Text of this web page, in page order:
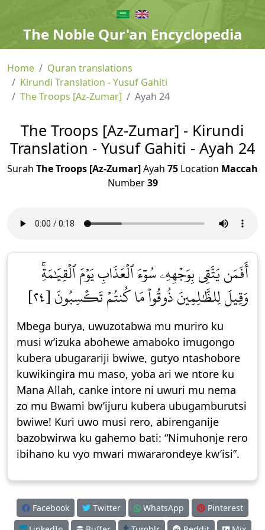
The Noble Qur'an Encyclopedia
Home
Quran translations
Kirundi Translation - Yusuf Gahiti
The Troops [Az-Zumar]
Ayah 24
The Troops [Az-Zumar] - Kirundi
Translation - Yusuf Gahiti - Ayah 24
Surah The Troops [Az-Zumar]Ayah 75 Location Maccah
Number39
أَفَمَن يَتَّقِي بِوَجۡهِهِۦ سُوٓءَ ٱلۡعَذَابِ يَوۡمَ ٱلۡقِيَٰمَةِۚ
وَقِيلَ لِلظَّٰلِمِينَ ذُوقُواْ مَا كُنتُمۡ تَكۡسِبُونَ [٢٤]
Mbega burya, uwuzotabwa mu muriro ku
musi w’izuka abohewe amaboko imugongo
kubera ubugarariji bwiwe, gutyo ntashobore
kuwikingira mu maso, yoba ari we ntore ku
Mana Allah, canke intore ni uwuri mu nema
zo mu Bwami bw’ijuru kubera ubugamburutsi
bwiwe! Kuri uwo musi rero, abirenganije
bazobwirwa ku gahemo bati: “Nimuhonje rero
ibihano ku vyo mwari mwararondeye kw’isi”.
Facebook Twitter WhatsApp
Pinterest